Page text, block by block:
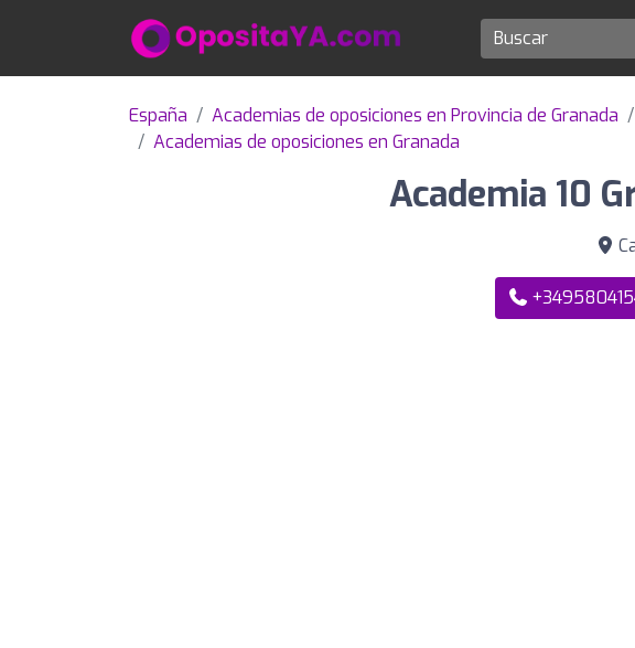
España Academias de oposiciones en Provincia de Granada
Academias de oposiciones en Granada
Academia 10